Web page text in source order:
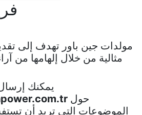
مولدات جين باور تهدف إلى
مثالية من خلال إلهامها من
يمكنك
الموضوعات التي تريد أن